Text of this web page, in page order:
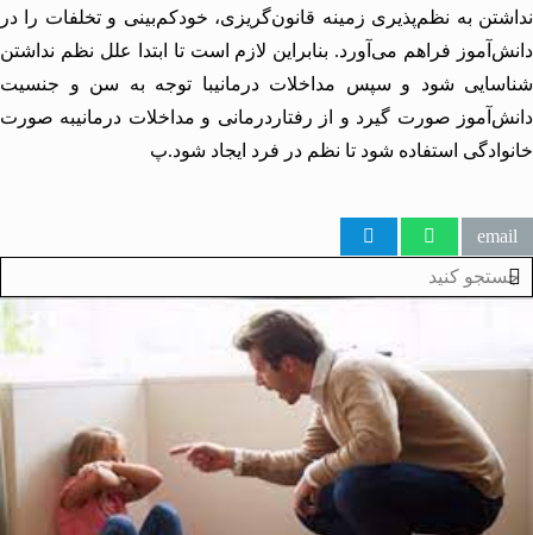
به نظم‌پذیری زمینه قانون‌گریزی، خودكم‌بینی و تخلفات را در
فراهم می‌آورد. بنابراین لازم است تا ابتدا علل نظم نداشتن
شود و سپس مداخلات درمانیبا توجه به سن و جنسیت
صورت گیرد و از رفتاردرمانی و مداخلات درمانیبه صورت
استفاده شود تا نظم در فرد ایجاد شود.پ